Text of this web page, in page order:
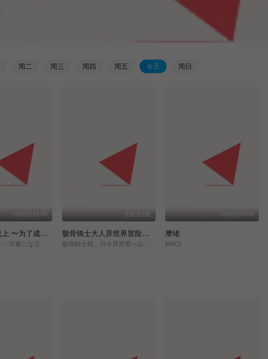
周 二 周三 周 四 周五 今天 周 日
09|周六18:00
小书痴的下克上 〜为了成为图书管理员而不择手段〜 领主的养女
本好きの下剋上～司書になるためには手段を選んでいられません～/領主の養女/
更新至5集
骸骨骑士大人异世界冒险中 第二季
骸骨騎士様、只今異世界へお出掛け中Ⅱ/
10|周日00:00
摩绪
MAO/